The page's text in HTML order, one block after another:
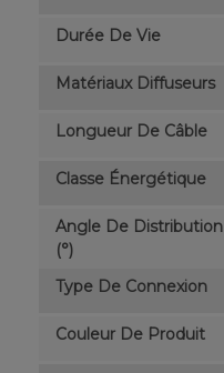
Durée De Vie
Matériaux Diffuseurs
Longueur De Câble
Classe Énergétique
Angle De Distribution
(°)
Type De Connexion
Couleur De Produit